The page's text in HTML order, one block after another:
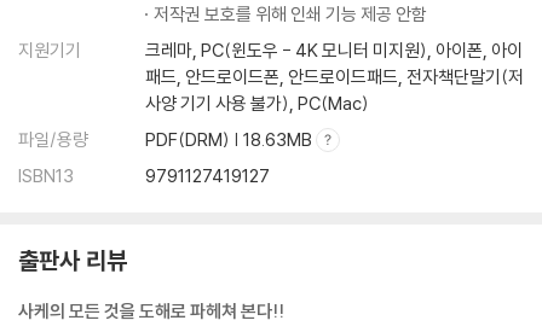
시간이 키운 장기 숙성주를 마셔보자
양식과의 마리아주를 마음껏 즐기자
술을 즐기면서 라벨 디자인을 감상하자
주조용수의 차이에 주목하며 사케를 즐겨보자
기분을 살짝 바꿔서 사케로 칵테일을 만들어보자
글라스 안에서 셔벗으로! ‘미조레자케’를 즐겨보자
사케 선물을 하자② 윗사람에게 준다면 이런 술을
술의 개성을 좌우하는 효모의 차이를 즐겨보자
저작권 보호를 위해 인쇄 기능 제공 안함
지원기기
크레마, PC(윈도우 - 4K 모니터 미지원), 아이폰, 아이
패드, 안드로이드폰, 안드로이드패드, 전자책단말기(저
사양 기기 사용 불가), PC(Mac)
파일/용량
PDF(DRM) | 18.63MB
ISBN13
9791127419127
출판사 리뷰
사케의 모든 것을 도해로 파헤쳐 본다!!